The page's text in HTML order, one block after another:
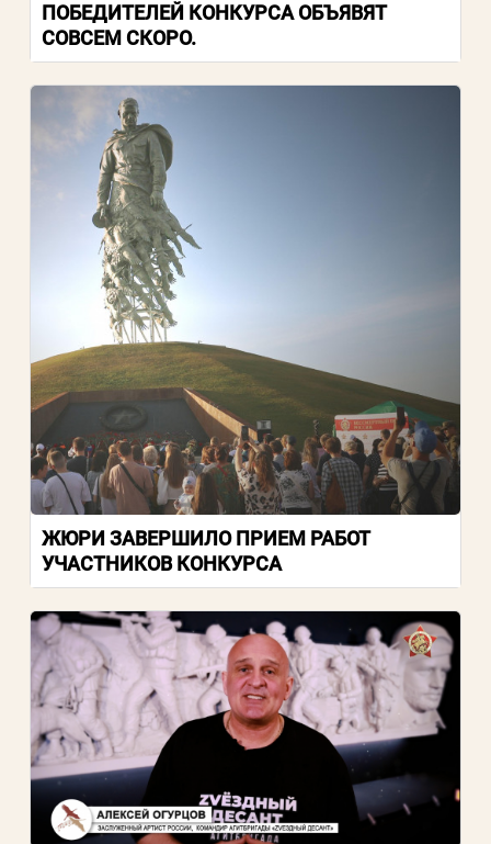
ПОБЕДИТЕЛЕЙ КОНКУРСА ОБЪЯВЯТ
СОВСЕМ СКОРО.
ЖЮРИ ЗАВЕРШИЛО ПРИЕМ РАБОТ
УЧАСТНИКОВ КОНКУРСА